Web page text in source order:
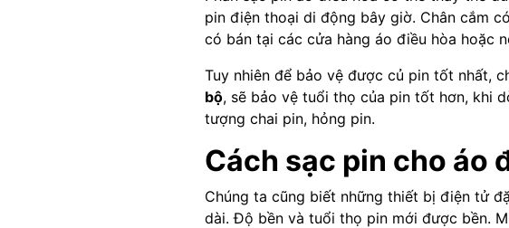
pin điện thoại di động bây giờ. Chân cắm
có bán tại các cửa hàng áo điều hòa hoặc
Tuy nhiên để bảo vệ được củ pin tốt nhất,
bộ, sẽ bảo vệ tuổi thọ của pin tốt hơn, khi
tượng chai pin, hỏng pin.
Cách sạc pin cho áo
Chúng ta cũng biết những thiết bị điện tử
dài. Độ bền và tuổi thọ pin mới được bền.